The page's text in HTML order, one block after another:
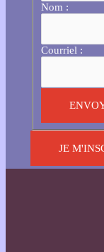
Nom :
Courriel :
JE